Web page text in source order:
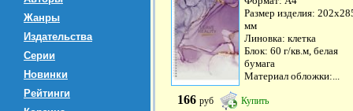
Жанры
Издательства
Серии
Новинки
Рейтинги
Размер изделия:
мм
Линовка: клетка
Блок: 60 г/кв.м, белая
бумага
Материал обложки:...
166 руб Купить